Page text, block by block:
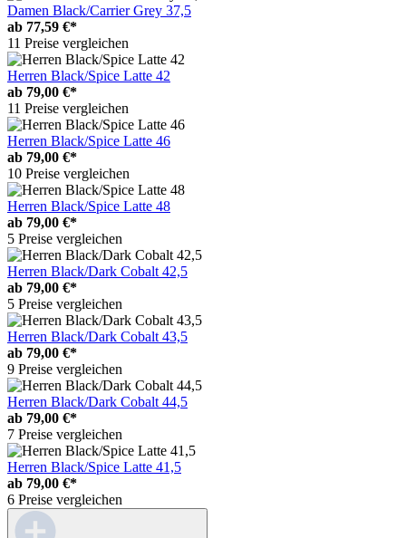
Damen Black/Carrier Grey 37,5
ab 77,59 €*
11 Preise vergleichen
Herren Black/Spice Latte 42
ab 79,00 €*
11 Preise vergleichen
Herren Black/Spice Latte 46
ab 79,00 €*
10 Preise vergleichen
Herren Black/Spice Latte 48
ab 79,00 €*
5 Preise vergleichen
Herren Black/Dark Cobalt 42,5
ab 79,00 €*
5 Preise vergleichen
Herren Black/Dark Cobalt 43,5
ab 79,00 €*
9 Preise vergleichen
Herren Black/Dark Cobalt 44,5
ab 79,00 €*
7 Preise vergleichen
Herren Black/Spice Latte 41,5
ab 79,00 €*
6 Preise vergleichen